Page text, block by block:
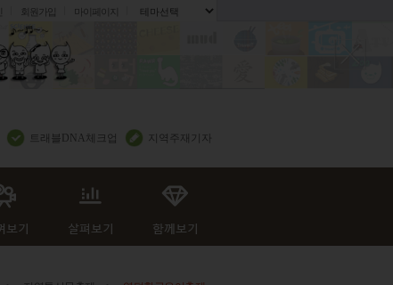
회원가입 마이페이지
트래블DNA체크업 지역주재기자